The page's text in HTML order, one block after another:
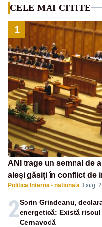
CELE MAI CITITE
1
ANI trage un semnal de
aleși găsiți în conflict de
Politica Interna - nationala·3 aug.
2Sorin Grindeanu,
energetică: Există
Cernavodă